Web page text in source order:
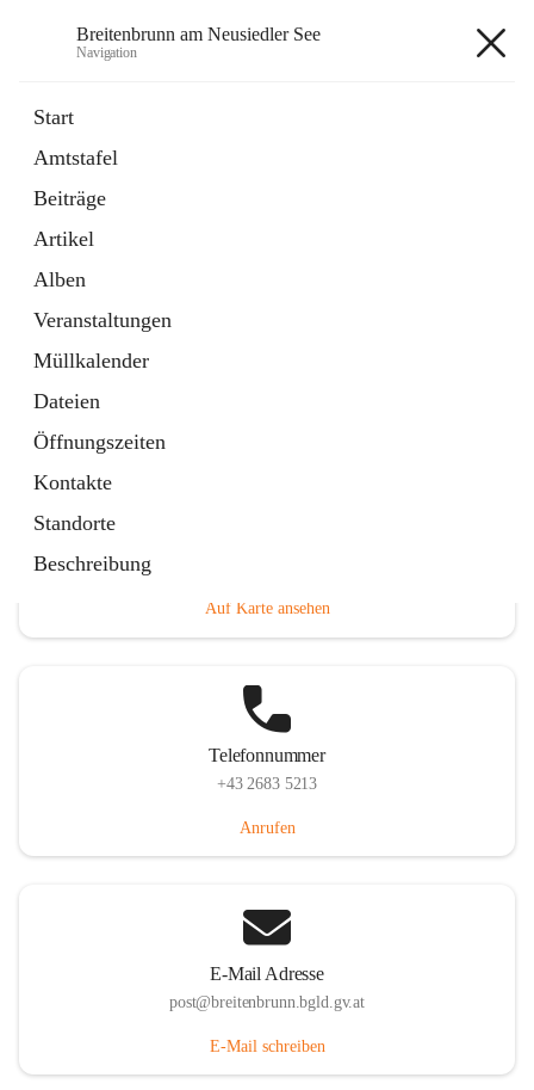
Breitenbrunn am Neusiedler See
Navigation
Start
Amtstafel
Beiträge
Artikel
Alben
Veranstaltungen
Müllkalender
Dateien
Öffnungszeiten
Kontakte
Standorte
Beschreibung
18 Schnellzugriffe
Gemeindeservice
Auf Karte ansehen
Telefonnummer
+43 2683 5213
Anrufen
E-Mail Adresse
post@breitenbrunn.bgld.gv.at
E-Mail schreiben